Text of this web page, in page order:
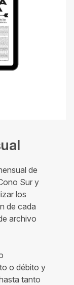
de
Sur y
los
de cada
archivo
o débito y
tanto